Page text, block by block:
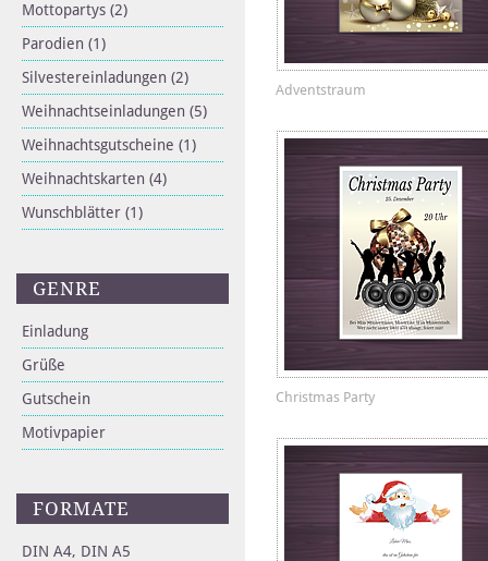
Mottopartys (2)
Parodien (1)
Silvestereinladungen (2)
Weihnachtseinladungen (5)
Weihnachtsgutscheine (1)
Weihnachtskarten (4)
Wunschblätter (1)
GENRE
Einladung
Grüße
Gutschein
Motivpapier
FORMATE
DIN A4, DIN A5
Adventstraum
Christmas Party